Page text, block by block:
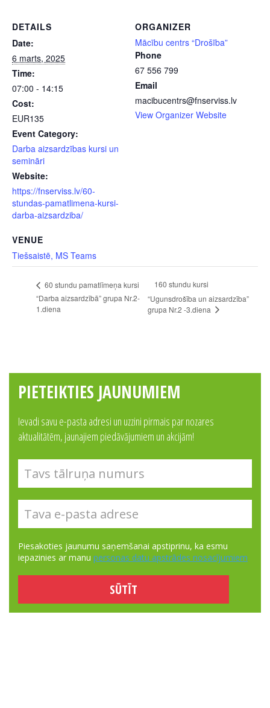
DETAILS
Date:
6 marts, 2025
Time:
07:00 - 14:15
Cost:
EUR135
Event Category:
Darba aizsardzības kursi un
semināri
Website:
https://fnserviss.lv/60-
stundas-pamatlimena-kursi-
darba-aizsardziba/
VENUE
Tiešsaistē, MS Teams
ORGANIZER
Mācību centrs “Drošība”
Phone
67 556 799
Email
macibucentrs@fnserviss.lv
View Organizer Website
60 stundu pamatlīmeņa kursi
“Darba aizsardzībā” grupa Nr.2-
1.diena
160 stundu kursi
“Ugunsdrošība un aizsardzība”
grupa Nr.2 -3.diena
PIETEIKTIES JAUNUMIEM
Ievadi savu e-pasta adresi un uzzini pirmais par nozares
aktualitātēm, jaunajiem piedāvājumiem un akcijām!
Piesakoties jaunumu saņemšanai apstiprinu, ka esmu
iepazinies ar manu personas datu apstrādes nosacījumiem